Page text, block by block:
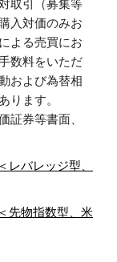
取引（募集等
入対価のみお
よる売買にお
数料をいただ
および為替相
ります。
証券等書面、
レバレッジ型、
先物指数型、米